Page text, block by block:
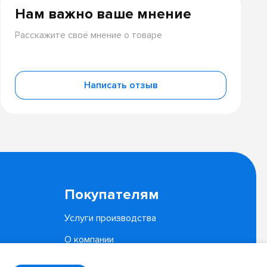
Нам важно ваше мнение
Расскажите своё мнение о товаре
Написать отзыв
Покупателям
Услуги производства
О компании